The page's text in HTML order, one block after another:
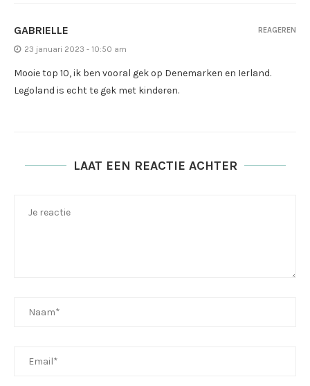
GABRIELLE
23 januari 2023 - 10:50 am
Mooie top 10, ik ben vooral gek op Denemarken en Ierland.
Legoland is echt te gek met kinderen.
REAGEREN
LAAT EEN REACTIE ACHTER